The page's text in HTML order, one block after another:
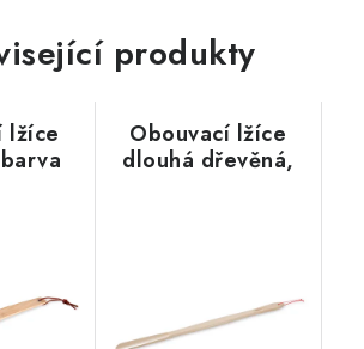
produkty
lžíce
Obouvací lžíce
dlouhá dřevěná,